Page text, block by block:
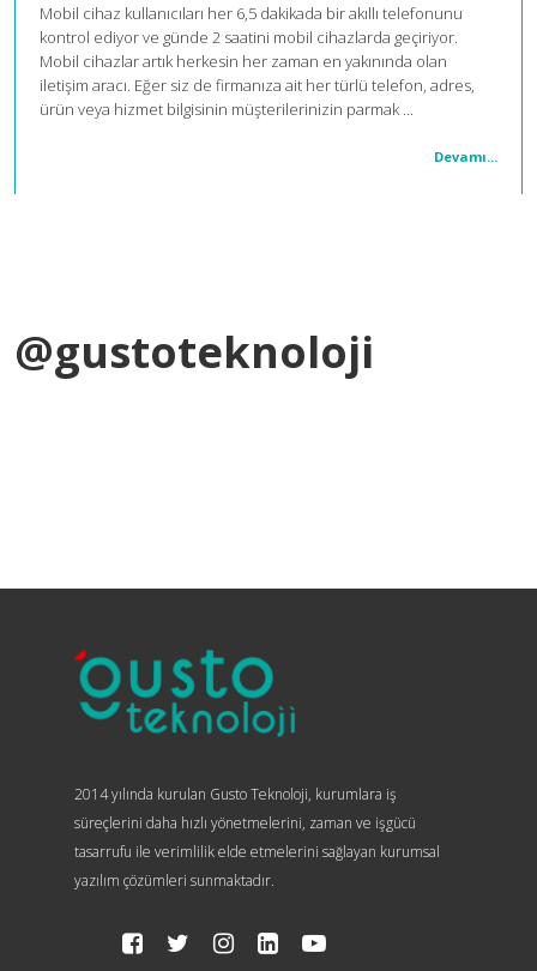
Mobil cihaz kullanıcıları her 6,5 dakikada bir akıllı telefonunu
kontrol ediyor ve günde 2 saatini mobil cihazlarda geçiriyor.
Mobil cihazlar artık herkesin her zaman en yakınında olan
iletişim aracı. Eğer siz de firmanıza ait her türlü telefon, adres,
ürün veya hizmet bilgisinin müşterilerinizin parmak ...
Devamı...
@gustoteknoloji
2014 yılında kurulan Gusto Teknoloji, kurumlara iş
süreçlerini daha hızlı yönetmelerini, zaman ve işgücü
tasarrufu ile verimlilik elde etmelerini sağlayan kurumsal
yazılım çözümleri sunmaktadır.